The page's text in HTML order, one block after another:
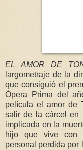
EL AMOR DE
largometraje de la
que consiguió el
Ópera Prima del
película el amor de
salir de la cárcel en
implicada en la
hijo que vive con
personal perdida por